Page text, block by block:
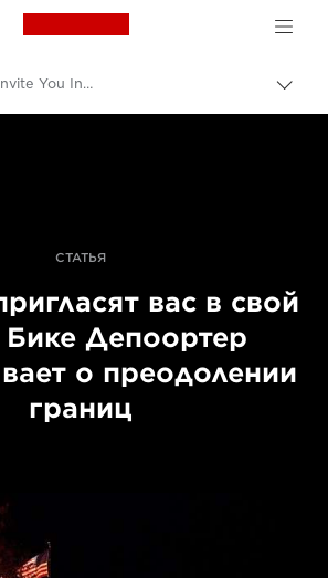
Canon Logo, back to
"They Wouldn't Invite You Inside": Bieke Depoorter On Breaking Boundaries - Canon UK
СТАТЬЯ
вас в свой
Депоортер
о преодолении
границ